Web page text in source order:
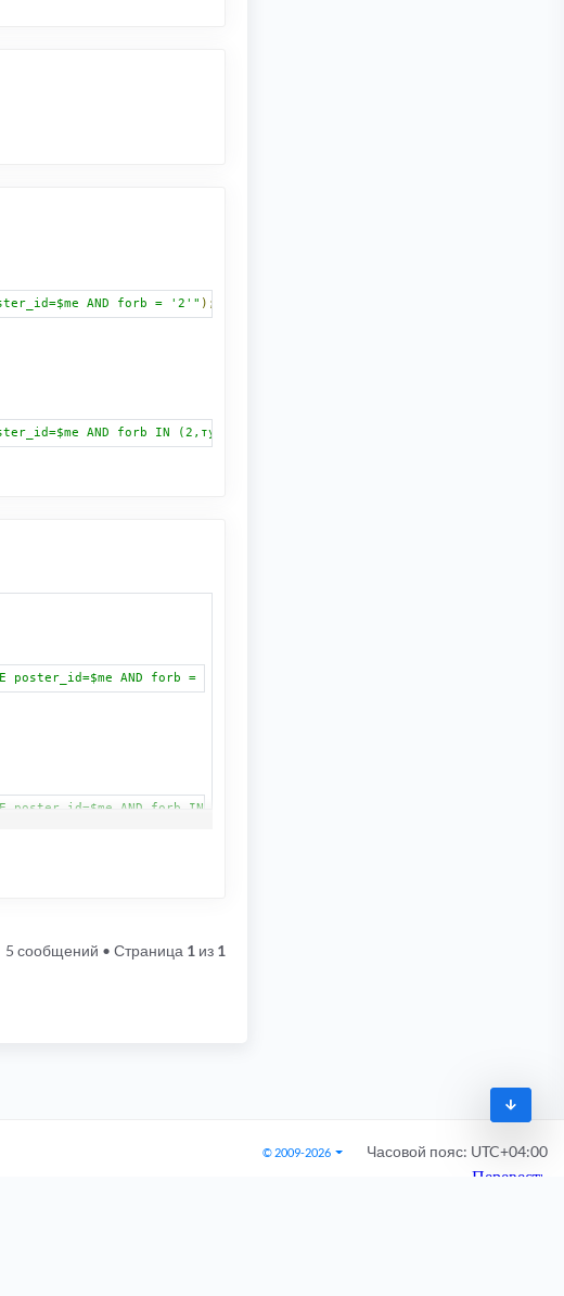
AND forb = '2'" );
AND forb IN (2,тут еще номера статусов через запятую)"
poster_id=$me AND forb = '2'"
poster_id=$me AND forb IN (2,тут еще номера статусов через запятую)"
5 сообщений • Страница 1 из 1
© 2009-2026 Часовой пояс: UTC+04:00